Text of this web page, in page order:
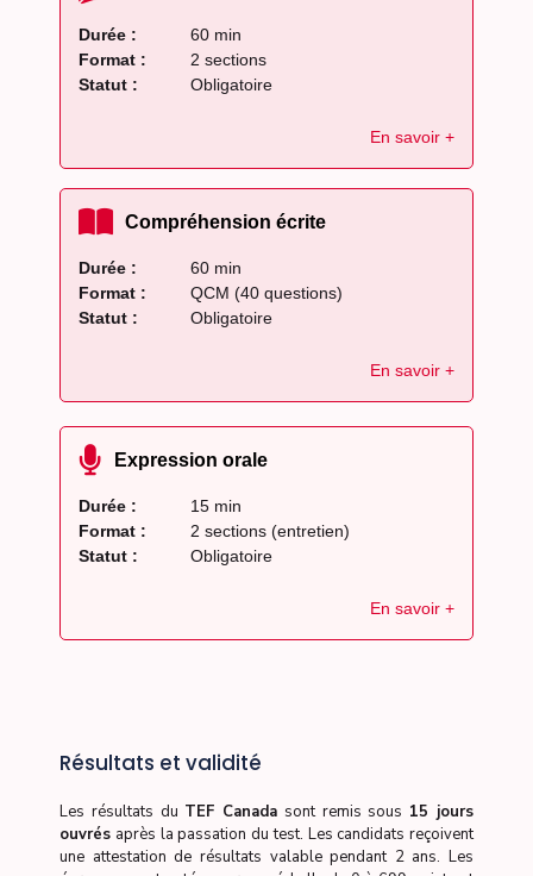
Durée :
60 min
Format :
2 sections
Statut :
Obligatoire
En savoir +
Compréhension écrite
Durée :
60 min
Format :
QCM (40 questions)
Statut :
Obligatoire
En savoir +
Expression orale
Durée :
15 min
Format :
2 sections (entretien)
Statut :
Obligatoire
En savoir +
Résultats et validité
Les résultats du TEF Canada sont remis sous 15 jours
ouvrés après la passation du test. Les candidats reçoivent
une attestation de résultats valable pendant 2 ans. Les